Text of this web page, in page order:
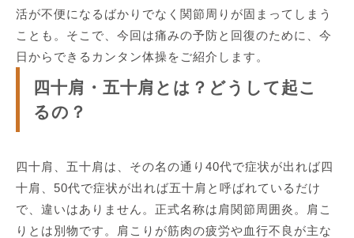
活が不便になるばかりでなく関節周りが固まってしまう
ことも。そこで、今回は痛みの予防と回復のために、今
日からできるカンタン体操をご紹介します。
四十肩・五十肩とは？どうして起こ
るの？
四十肩、五十肩は、その名の通り40代で症状が出れば四
十肩、50代で症状が出れば五十肩と呼ばれているだけ
で、違いはありません。正式名称は肩関節周囲炎。肩こ
りとは別物です。肩こりが筋肉の疲労や血行不良が主な